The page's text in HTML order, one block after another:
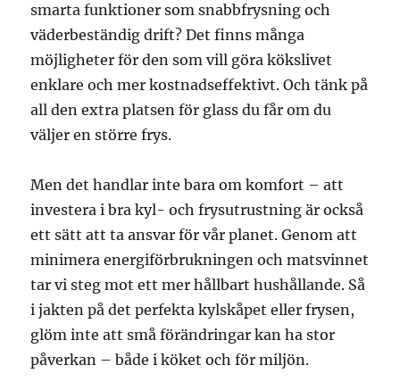
smarta funktioner som snabbfrysning och
väderbeständig drift? Det finns många
möjligheter för den som vill göra kökslivet
enklare och mer kostnadseffektivt. Och tänk på
all den extra platsen för glass du får om du
väljer en större frys.
Men det handlar inte bara om komfort – att
investera i bra kyl- och frysutrustning är också
ett sätt att ta ansvar för vår planet. Genom att
minimera energiförbrukningen och matsvinnet
tar vi steg mot ett mer hållbart hushållande. Så
i jakten på det perfekta kylskåpet eller frysen,
glöm inte att små förändringar kan ha stor
påverkan – både i köket och för miljön.